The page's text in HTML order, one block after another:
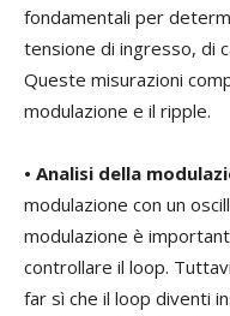
fondamentali per
tensione di ingresso, di
Queste misurazioni
modulazione e il ripple.
• Analisi della
modulazione con un
modulazione è
controllare il loop.
far sì che il loop diventi